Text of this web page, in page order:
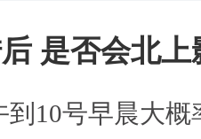
是否会北
10号早晨大